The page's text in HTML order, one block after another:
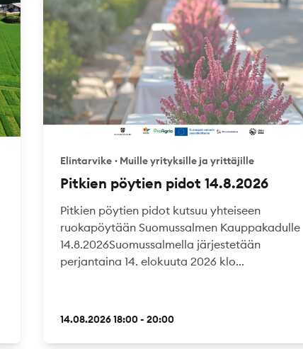
Elintarvike · Muille yrityksille ja yrittäjille
Pitkien pöytien pidot 14.8.2026
Pitkien pöytien pidot kutsuu yhteiseen
ruokapöytään Suomussalmen Kauppakadulle
14.8.2026Suomussalmella järjestetään
perjantaina 14. elokuuta 2026 klo...
14.08.2026 18:00 - 20:00